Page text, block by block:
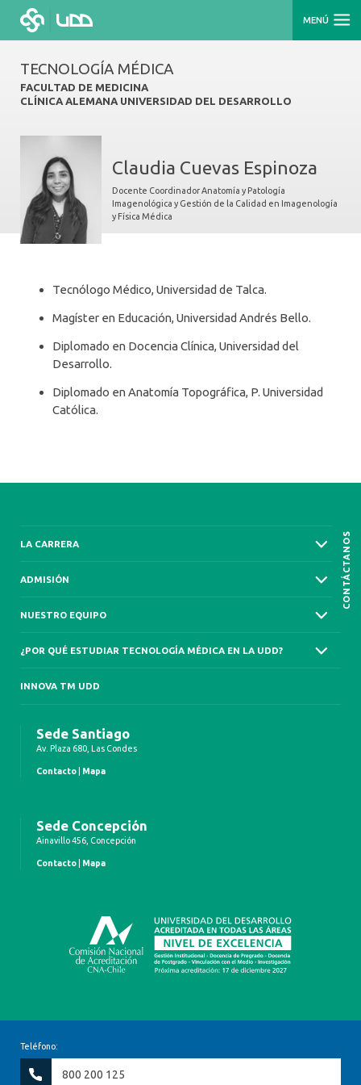
MENÚ
TECNOLOGÍA MÉDICA
FACULTAD DE MEDICINA
CLÍNICA ALEMANA UNIVERSIDAD DEL DESARROLLO
Claudia Cuevas Espinoza
Docente Coordinador Anatomía y Patología
Imagenológica y Gestión de la Calidad en Imagenología
y Física Médica
Tecnólogo Médico, Universidad de Talca.
Magíster en Educación, Universidad Andrés Bello.
Diplomado en Docencia Clínica, Universidad del
Desarrollo.
Diplomado en Anatomía Topográfica, P. Universidad
Católica.
CONTÁCTANOS
LA CARRERA
ADMISIÓN
NUESTRO EQUIPO
¿POR QUÉ ESTUDIAR TECNOLOGÍA MÉDICA EN LA UDD?
INNOVA TM UDD
Sede Santiago
Av. Plaza 680, Las Condes
Contacto Mapa
Sede Concepción
Ainavillo 456, Concepción
Contacto Mapa
Teléfono:
800 200 125